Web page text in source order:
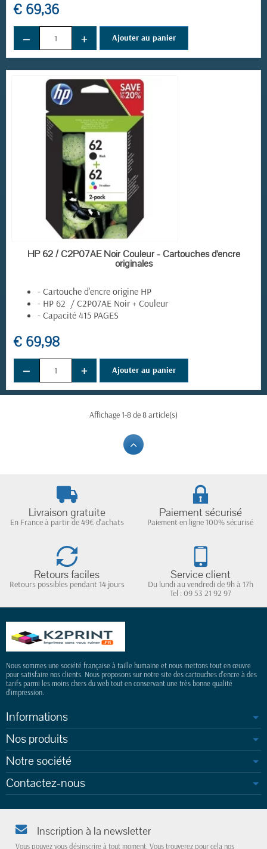
€ 69,36
− + Ajouter au panier
EN STOCK
HP 62 / C2P07AE Noir Couleur - Cartouches d'encre
originales
- Cartouche d'encre origine HP
- HP 62 / C2P07AE Noir + Couleur
- Capacité 415 PAGES
€ 69,98
− + Ajouter au panier
Affichage 1-8 de 8 article(s)
Livraison gratuite
En France à partir de 49€ d'achats
Paiement sécurisé
Paiement en ligne 100% sécurisé
Retours faciles
Retours possibles pendant 14 jours
Service client
Du lundi au vendredi de 9h à 17h
Tel : 09 53 21 92 97
Nous sommes une société française à taille humaine et nous mettons tout en œuvre
pour satisfaire nos clients. Nous proposons sur notre site des cartouches d'encre à des
tarifs parmi les moins chers du web tout en conservant une très bonne qualité
d'impression.
Informations
Nos produits
Notre société
Contactez-nous
Inscription à la newsletter
Vous pouvez vous désinscrire à tout moment. Vous trouverez pour cela nos